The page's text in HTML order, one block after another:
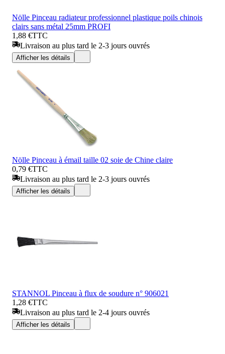
Nölle Pinceau radiateur professionnel plastique poils chinois
clairs sans métal 25mm PROFI
1,88 €TTC
Livraison au plus tard le 2-3 jours ouvrés
Afficher les détails
Nölle Pinceau à émail taille 02 soie de Chine claire
0,79 €TTC
Livraison au plus tard le 2-3 jours ouvrés
Afficher les détails
STANNOL Pinceau à flux de soudure n° 906021
1,28 €TTC
Livraison au plus tard le 2-4 jours ouvrés
Afficher les détails